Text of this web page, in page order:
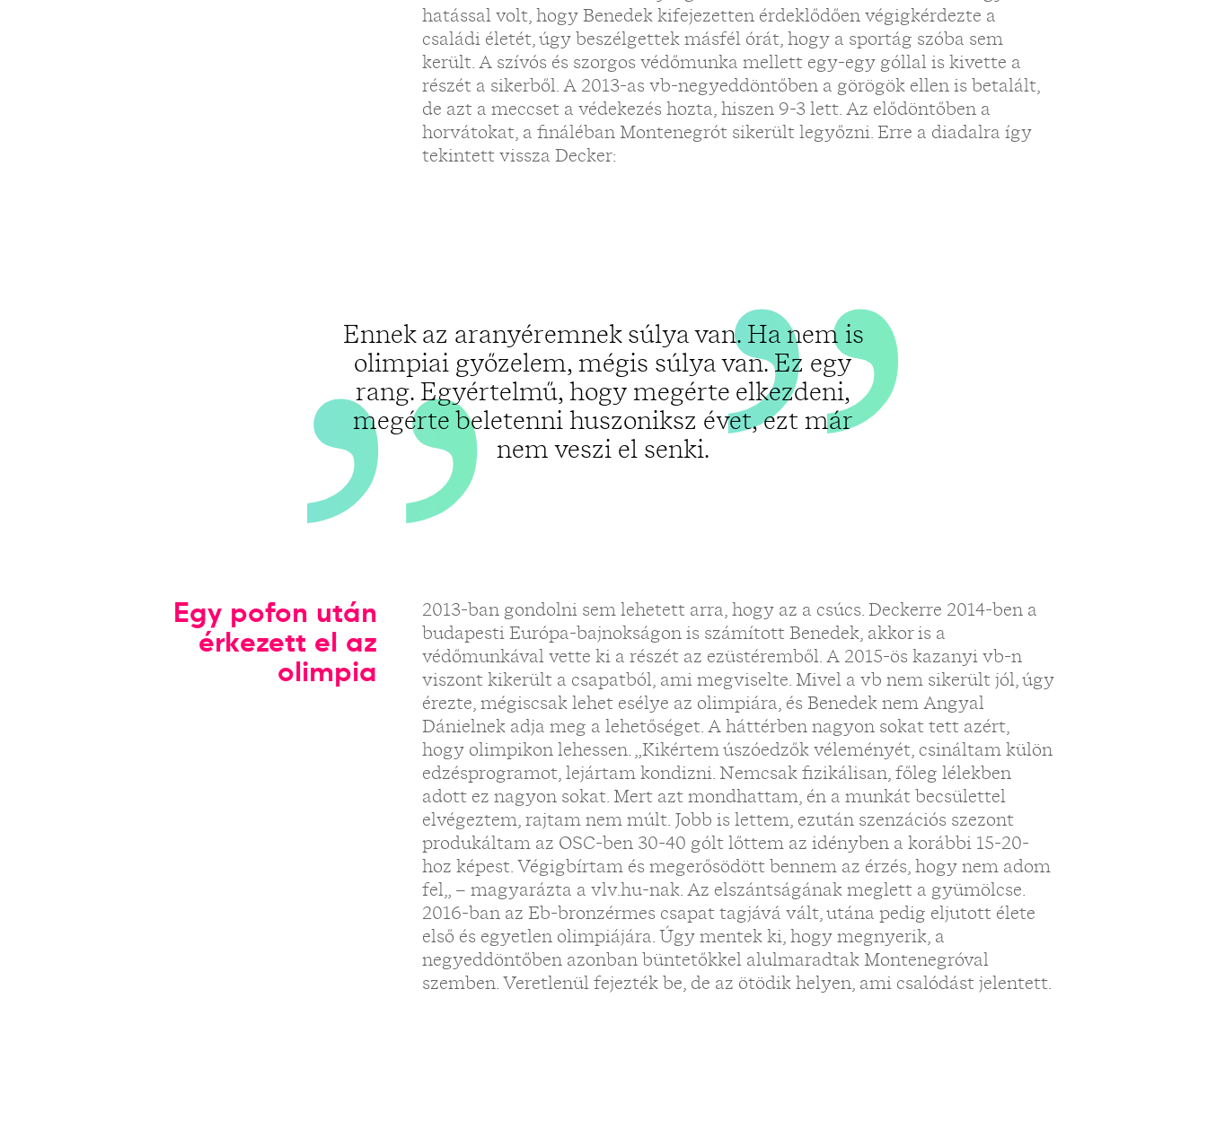
hatással volt, hogy Benedek kifejezetten érdeklődően végigkérdezte a
családi életét, úgy beszélgettek másfél órát, hogy a sportág szóba sem
került. A szívós és szorgos védőmunka mellett egy-egy góllal is kivette a
részét a sikerből. A 2013-as vb-negyeddöntőben a görögök ellen is betalált,
de azt a meccset a védekezés hozta, hiszen 9-3 lett. Az elődöntőben a
horvátokat, a fináléban Montenegrót sikerült legyőzni. Erre a diadalra így
tekintett vissza Decker:
Ennek az aranyéremnek súlya van. Ha nem is
olimpiai győzelem, mégis súlya van. Ez egy
rang. Egyértelmű, hogy megérte elkezdeni,
megérte beletenni huszoniksz évet, ezt már
nem veszi el senki.
„ „
Egy pofon után
érkezett el az
olimpia
2013-ban gondolni sem lehetett arra, hogy az a csúcs. Deckerre 2014-ben a
budapesti Európa-bajnokságon is számított Benedek, akkor is a
védőmunkával vette ki a részét az ezüstéremből. A 2015-ös kazanyi vb-n
viszont kikerült a csapatból, ami megviselte. Mivel a vb nem sikerült jól, úgy
érezte, mégiscsak lehet esélye az olimpiára, és Benedek nem Angyal
Dánielnek adja meg a lehetőséget. A háttérben nagyon sokat tett azért,
hogy olimpikon lehessen. „Kikértem úszóedzők véleményét, csináltam külön
edzésprogramot, lejártam kondizni. Nemcsak fizikálisan, főleg lélekben
adott ez nagyon sokat. Mert azt mondhattam, én a munkát becsülettel
elvégeztem, rajtam nem múlt. Jobb is lettem, ezután szenzációs szezont
produkáltam az OSC-ben 30-40 gólt lőttem az idényben a korábbi 15-20-
hoz képest. Végigbírtam és megerősödött bennem az érzés, hogy nem adom
fel„ – magyarázta a vlv.hu-nak. Az elszántságának meglett a gyümölcse.
2016-ban az Eb-bronzérmes csapat tagjává vált, utána pedig eljutott élete
első és egyetlen olimpiájára. Úgy mentek ki, hogy megnyerik, a
negyeddöntőben azonban büntetőkkel alulmaradtak Montenegróval
szemben. Veretlenül fejezték be, de az ötödik helyen, ami csalódást jelentett.